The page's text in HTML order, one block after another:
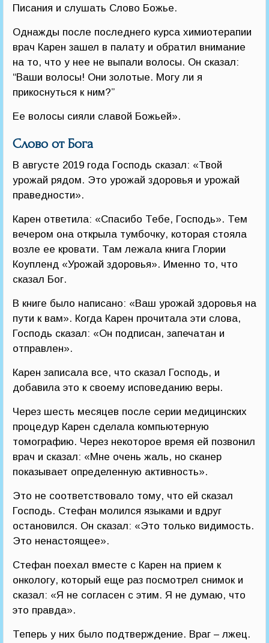
Писания и слушать Слово Божье.
Однажды после последнего курса химиотерапии
врач Карен зашел в палату и обратил внимание
на то, что у нее не выпали волосы. Он сказал:
“Ваши волосы! Они золотые. Могу ли я
прикоснуться к ним?”
Ее волосы сияли славой Божьей».
Слово от Бога
В августе 2019 года Господь сказал: «Твой
урожай рядом. Это урожай здоровья и урожай
праведности».
Карен ответила: «Спасибо Тебе, Господь». Тем
вечером она открыла тумбочку, которая стояла
возле ее кровати. Там лежала книга Глории
Коупленд «Урожай здоровья». Именно то, что
сказал Бог.
В книге было написано: «Ваш урожай здоровья на
пути к вам». Когда Карен прочитала эти слова,
Господь сказал: «Он подписан, запечатан и
отправлен».
Карен записала все, что сказал Господь, и
добавила это к своему исповеданию веры.
Через шесть месяцев после серии медицинских
процедур Карен сделала компьютерную
томографию. Через некоторое время ей позвонил
врач и сказал: «Мне очень жаль, но сканер
показывает определенную активность».
Это не соответствовало тому, что ей сказал
Господь. Стефан молился языками и вдруг
остановился. Он сказал: «Это только видимость.
Это ненастоящее».
Стефан поехал вместе с Карен на прием к
онкологу, который еще раз посмотрел снимок и
сказал: «Я не согласен с этим. Я не думаю, что
это правда».
Теперь у них было подтверждение. Враг – лжец.